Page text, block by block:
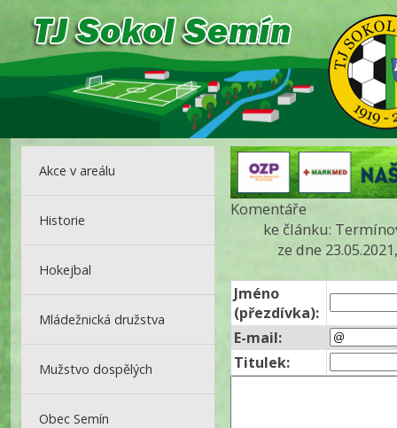
Akce v areálu
Historie
Hokejbal
Mládežnická družstva
Mužstvo dospělých
Obec Semín
Komentáře
ke článku:
ze dne
Jméno
(přezdívka):
E-mail:
Titulek: